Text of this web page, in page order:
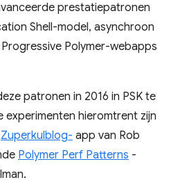
prestatiepatronen
Shell-model, asynchroon
Polymer-webapps
patronen in 2016 in PSK te
experimenten hieromtrent zijn
Zuperkulblog- app van Rob
Polymer Perf Patterns -